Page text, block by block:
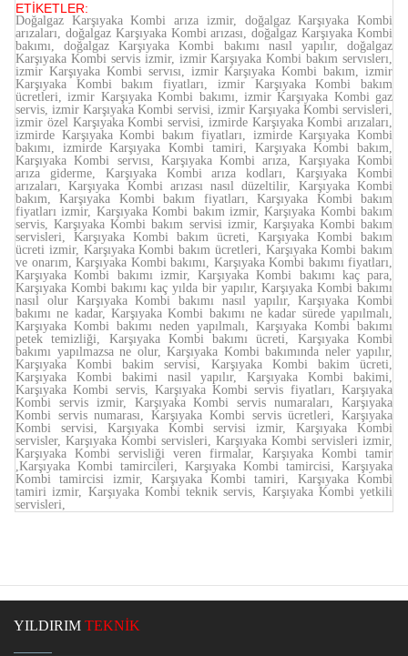
ETİKETLER:
Doğalgaz Karşıyaka Kombi arıza izmir, doğalgaz Karşıyaka Kombi
arızaları, doğalgaz Karşıyaka Kombi arızası, doğalgaz Karşıyaka Kombi
bakımı, doğalgaz Karşıyaka Kombi bakımı nasıl yapılır, doğalgaz
Karşıyaka Kombi servis izmir, izmir Karşıyaka Kombi bakım servıslerı,
izmir Karşıyaka Kombi servısı, izmir Karşıyaka Kombi bakım, izmir
Karşıyaka Kombi bakım fiyatları, izmir Karşıyaka Kombi bakım
ücretleri, izmir Karşıyaka Kombi bakımı, izmir Karşıyaka Kombi gaz
servis, izmir Karşıyaka Kombi servisi, izmir Karşıyaka Kombi servisleri,
izmir özel Karşıyaka Kombi servisi, izmirde Karşıyaka Kombi arızaları,
izmirde Karşıyaka Kombi bakım fiyatları, izmirde Karşıyaka Kombi
bakımı, izmirde Karşıyaka Kombi tamiri, Karşıyaka Kombi bakım,
Karşıyaka Kombi servısı, Karşıyaka Kombi arıza, Karşıyaka Kombi
arıza giderme, Karşıyaka Kombi arıza kodları, Karşıyaka Kombi
arızaları, Karşıyaka Kombi arızası nasıl düzeltilir, Karşıyaka Kombi
bakım, Karşıyaka Kombi bakım fiyatları, Karşıyaka Kombi bakım
fiyatları izmir, Karşıyaka Kombi bakım izmir, Karşıyaka Kombi bakım
servis, Karşıyaka Kombi bakım servisi izmir, Karşıyaka Kombi bakım
servisleri, Karşıyaka Kombi bakım ücreti, Karşıyaka Kombi bakım
ücreti izmir, Karşıyaka Kombi bakım ücretleri, Karşıyaka Kombi bakım
ve onarım, Karşıyaka Kombi bakımı, Karşıyaka Kombi bakımı fiyatları,
Karşıyaka Kombi bakımı izmir, Karşıyaka Kombi bakımı kaç para,
Karşıyaka Kombi bakımı kaç yılda bir yapılır, Karşıyaka Kombi bakımı
nasıl olur Karşıyaka Kombi bakımı nasıl yapılır, Karşıyaka Kombi
bakımı ne kadar, Karşıyaka Kombi bakımı ne kadar sürede yapılmalı,
Karşıyaka Kombi bakımı neden yapılmalı, Karşıyaka Kombi bakımı
petek temizliği, Karşıyaka Kombi bakımı ücreti, Karşıyaka Kombi
bakımı yapılmazsa ne olur, Karşıyaka Kombi bakımında neler yapılır,
Karşıyaka Kombi bakim servisi, Karşıyaka Kombi bakim ücreti,
Karşıyaka Kombi bakimi nasil yapılır, Karşıyaka Kombi bakimi,
Karşıyaka Kombi servis, Karşıyaka Kombi servis fiyatları, Karşıyaka
Kombi servis izmir, Karşıyaka Kombi servis numaraları, Karşıyaka
Kombi servis numarası, Karşıyaka Kombi servis ücretleri, Karşıyaka
Kombi servisi, Karşıyaka Kombi servisi izmir, Karşıyaka Kombi
servisler, Karşıyaka Kombi servisleri, Karşıyaka Kombi servisleri izmir,
Karşıyaka Kombi servisliği veren firmalar, Karşıyaka Kombi tamir
,Karşıyaka Kombi tamircileri, Karşıyaka Kombi tamircisi, Karşıyaka
Kombi tamircisi izmir, Karşıyaka Kombi tamiri, Karşıyaka Kombi
tamiri izmir, Karşıyaka Kombi teknik servis, Karşıyaka Kombi yetkili
servisleri,
YILDIRIM TEKNİK